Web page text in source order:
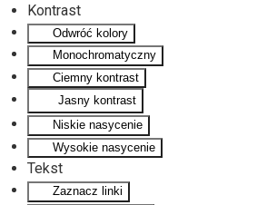
Kontrast
Odwróć kolory
Monochromatyczny
Ciemny kontrast
Jasny kontrast
Niskie nasycenie
Wysokie nasycenie
Tekst
Zaznacz linki